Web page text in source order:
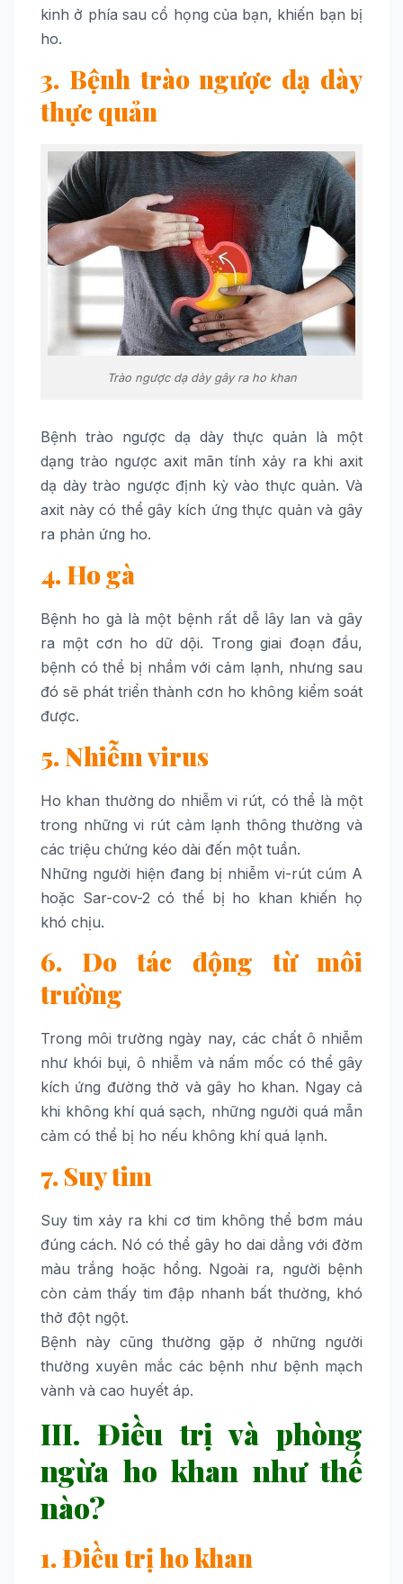
kinh ở phía sau cổ họng của bạn, khiến bạn bị
ho.
3. Bệnh trào ngược dạ dày
thực quản
Trào ngược dạ dày gây ra ho khan
Bệnh trào ngược dạ dày thực quản là một
dạng trào ngược axit mãn tính xảy ra khi axit
dạ dày trào ngược định kỳ vào thực quản. Và
axit này có thể gây kích ứng thực quản và gây
ra phản ứng ho.
4. Ho gà
Bệnh ho gà là một bệnh rất dễ lây lan và gây
ra một cơn ho dữ dội. Trong giai đoạn đầu,
bệnh có thể bị nhầm với cảm lạnh, nhưng sau
đó sẽ phát triển thành cơn ho không kiểm soát
được.
5. Nhiễm virus
Ho khan thường do nhiễm vi rút, có thể là một
trong những vi rút cảm lạnh thông thường và
các triệu chứng kéo dài đến một tuần.
Những người hiện đang bị nhiễm vi-rút cúm A
hoặc Sar-cov-2 có thể bị ho khan khiến họ
khó chịu.
6. Do tác động từ môi
trường
Trong môi trường ngày nay, các chất ô nhiễm
như khói bụi, ô nhiễm và nấm mốc có thể gây
kích ứng đường thở và gây ho khan. Ngay cả
khi không khí quá sạch, những người quá mẫn
cảm có thể bị ho nếu không khí quá lạnh.
7. Suy tim
Suy tim xảy ra khi cơ tim không thể bơm máu
đúng cách. Nó có thể gây ho dai dẳng với đờm
màu trắng hoặc hồng. Ngoài ra, người bệnh
còn cảm thấy tim đập nhanh bất thường, khó
thở đột ngột.
Bệnh này cũng thường gặp ở những người
thường xuyên mắc các bệnh như bệnh mạch
vành và cao huyết áp.
III. Điều trị và phòng
ngừa ho khan như thế
nào?
1. Điều trị ho khan